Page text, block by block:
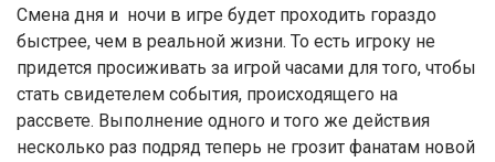
Смена дня и ночи в игре будет проходить гораздо
быстрее, чем в реальной жизни. То есть игроку не
придется просиживать за игрой часами для того, чтобы
стать свидетелем события, происходящего на
рассвете. Выполнение одного и того же действия
несколько раз подряд теперь не грозит фанатам новой